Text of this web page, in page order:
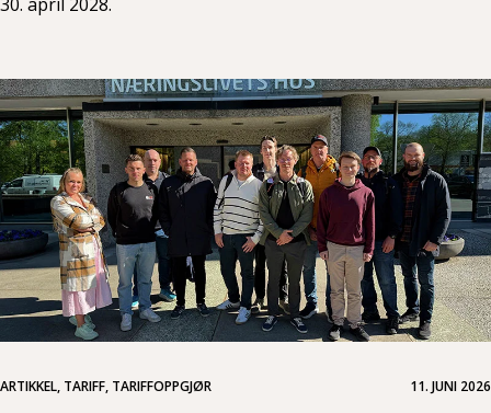
ARTIKKEL, TARIFF, TARIFFOPPGJØR 11. JUNI 2026